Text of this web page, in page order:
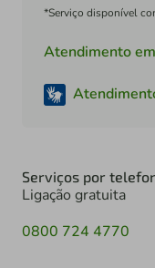
*Serviço disponível
Atendimento
Serviços por
Ligação gratuita
0800 724 4770